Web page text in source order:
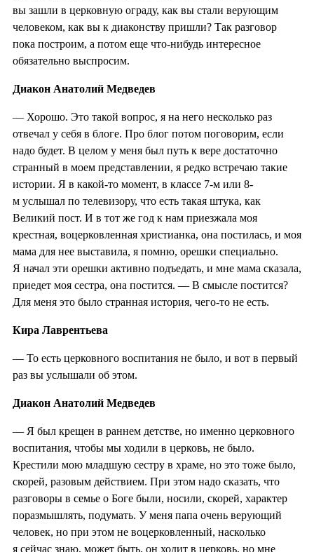
вы зашли в церковную ограду, как вы стали верующим
человеком, как вы к диаконству пришли? Так разговор
пока построим, а потом еще что-нибудь интересное
обязательно выспросим.
Диакон Анатолий Медведев
— Хорошо. Это такой вопрос, я на него несколько раз
отвечал у себя в блоге. Про блог потом поговорим, если
надо будет. В целом у меня был путь к вере достаточно
странный в моем представлении, я редко встречаю такие
истории. Я в какой-то момент, в классе 7-м или 8-
м услышал по телевизору, что есть такая штука, как
Великий пост. И в тот же год к нам приезжала моя
крестная, воцерковленная христианка, она постилась, и моя
мама для нее выставила, я помню, орешки специально.
Я начал эти орешки активно подъедать, и мне мама сказала,
приедет моя сестра, она постится. — В смысле постится?
Для меня это было странная история, чего-то не есть.
Кира Лаврентьева
— То есть церковного воспитания не было, и вот в первый
раз вы услышали об этом.
Диакон Анатолий Медведев
— Я был крещен в раннем детстве, но именно церковного
воспитания, чтобы мы ходили в церковь, не было.
Крестили мою младшую сестру в храме, но это тоже было,
скорей, разовым действием. При этом надо сказать, что
разговоры в семье о Боге были, носили, скорей, характер
поразмышлять, подумать. У меня папа очень верующий
человек, но при этом не воцерковленный, насколько
я сейчас знаю, может быть, он ходит в церковь, но мне